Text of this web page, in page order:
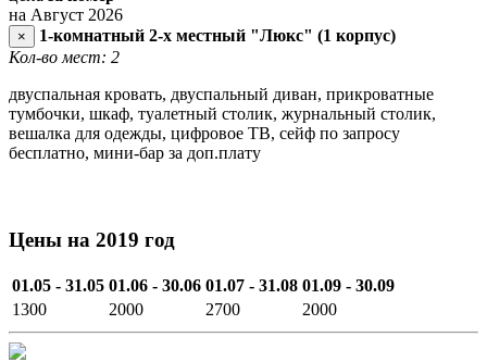
на Август 2026
×
1-комнатный 2-х местный "Люкс" (1 корпус)
Кол-во мест: 2
двуспальная кровать, двуспальный диван, прикроватные
тумбочки, шкаф, туалетный столик, журнальный столик,
вешалка для одежды, цифровое ТВ, сейф по запросу
бесплатно, мини-бар за доп.плату
Цены на 2019 год
01.05 - 31.05 01.06 - 30.06 01.07 - 31.08 01.09 - 30.09
1300
2000 2700 2000